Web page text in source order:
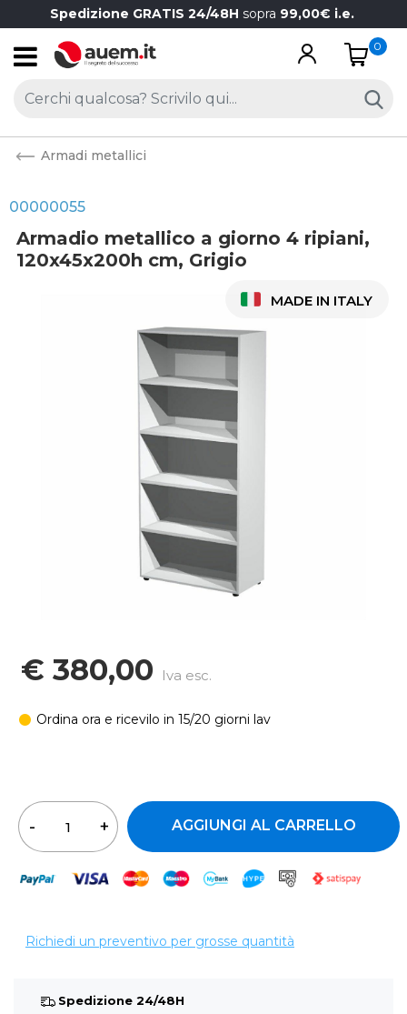
Spedizione GRATIS 24/48H sopra 99,00€ i.e.
Open
0
Armadi metallici
00000055
Armadio metallico a giorno 4 ripiani,
120x45x200h cm, Grigio
MADE IN ITALY
€ 380,00 Iva esc.
Ordina ora e ricevilo in 15/20 giorni lav
AGGIUNGI AL CARRELLO
Richiedi un preventivo per grosse quantità
Spedizione 24/48H